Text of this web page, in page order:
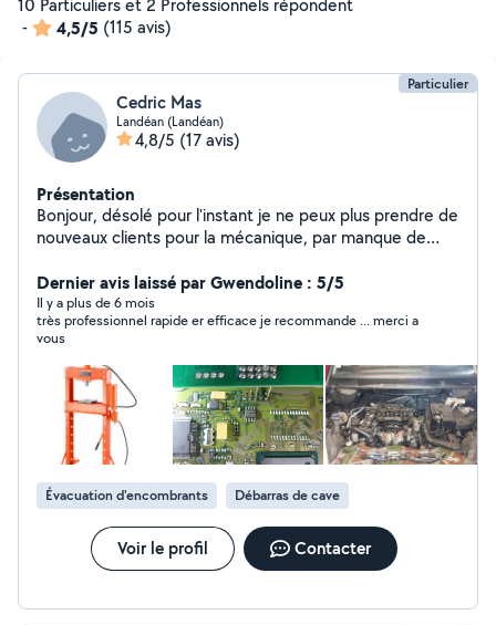
10 Particuliers et 2 Professionnels répondent
-
4,5/5 (115 avis)
Particulier
Cedric Mas
Landéan (Landéan)
4,8/5 (17 avis)
Présentation
Bonjour, désolé pour l'instant je ne peux plus prendre de
nouveaux clients pour la mécanique, par manque de
Dernier avis laissé par Gwendoline : 5/5
Il y a plus de 6 mois
très professionnel rapide er efficace je recommande ... merci a
vous
Évacuation d'encombrants Débarras de cave
Voir le profil Contacter